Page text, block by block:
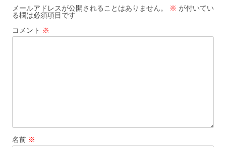
ー
シ
ョ
メールアドレスが公開されることはありません。 ※ が付いてい
る欄は必須項目です
コメント ※
名前 ※